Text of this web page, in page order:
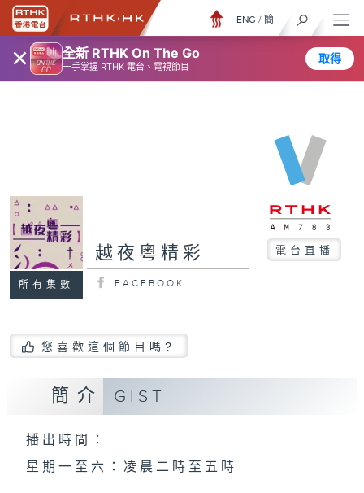
× 全新 RTHK On The Go
一手掌握 RTHK 電台、電視節目
取得
ENG / 簡
所有集數
越夜粵精彩 電台直播
FACEBOOK
您喜歡這個節目嗎?
簡介 GIST
播 出 時 間 ：
星 期 一 至 六 ： 凌 晨 二 時 至 五 時